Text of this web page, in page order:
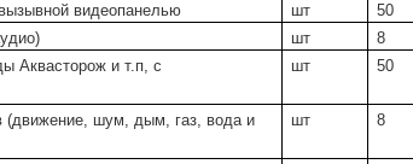
видеопанелью шт
50
шт
8
Аквасторож и т.п, с
шт 50
(движение, шум, дым, газ, вода и
шт 8